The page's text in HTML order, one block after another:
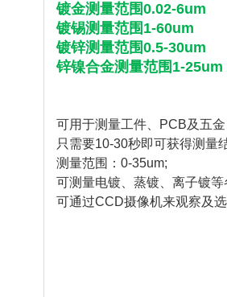
镀金测量范围0.02-6um
镀锡测量范围1-60um
镀锌测量范围0.5-30um
锌镍合金测量范围1-25um
可用于测量工件、PCB及五
只需要10-30秒即可获得测量
测量范围：0-35um;
可测量电镀、蒸镀、离子镀
可通过CCD摄像机来观察及